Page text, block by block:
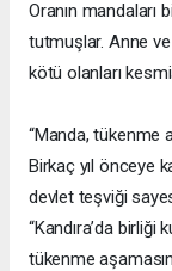
Oranın mandaları
tutmuşlar. Anne ve
kötü olanları
“Manda, tükenme
Birkaç yıl önceye
devlet teşviği
“Kandıra’da birliği
tükenme